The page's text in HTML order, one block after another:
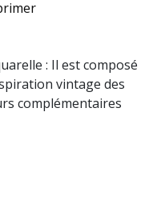
: Il est composé
vintage des
complémentaires